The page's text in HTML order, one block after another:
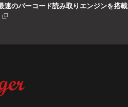
速のバーコード読み取りエンジンを搭載